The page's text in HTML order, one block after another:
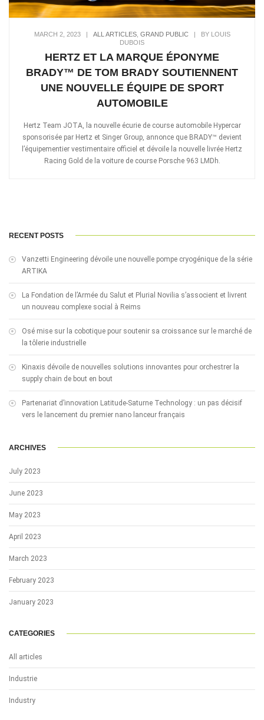
MARCH 2, 2023| ALL ARTICLES, GRAND PUBLIC|
BY LOUIS
DUBOIS
HERTZ ET LA MARQUE ÉPONYME
BRADY™ DE TOM BRADY SOUTIENNENT
UNE NOUVELLE ÉQUIPE DE SPORT
AUTOMOBILE
Hertz Team JOTA, la nouvelle écurie de course automobile Hypercar
sponsorisée par Hertz et Singer Group, annonce que BRADY™ devient
l’équipementier vestimentaire officiel et dévoile la nouvelle livrée Hertz
Racing Gold de la voiture de course Porsche 963 LMDh.
RECENT POSTS
Vanzetti Engineering dévoile une nouvelle pompe cryogénique de la série
ARTIKA
La Fondation de l’Armée du Salut et Plurial Novilia s’associent et livrent
un nouveau complexe social à Reims
Osé mise sur la cobotique pour soutenir sa croissance sur le marché de
la tôlerie industrielle
Kinaxis dévoile de nouvelles solutions innovantes pour orchestrer la
supply chain de bout en bout
Partenariat d’innovation Latitude-Saturne Technology : un pas décisif
vers le lancement du premier nano lanceur français
ARCHIVES
July 2023
June 2023
May 2023
April 2023
March 2023
February 2023
January 2023
CATEGORIES
All articles
Industrie
Industry